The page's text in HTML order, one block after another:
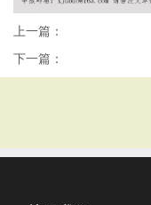
上一篇：
下一篇：